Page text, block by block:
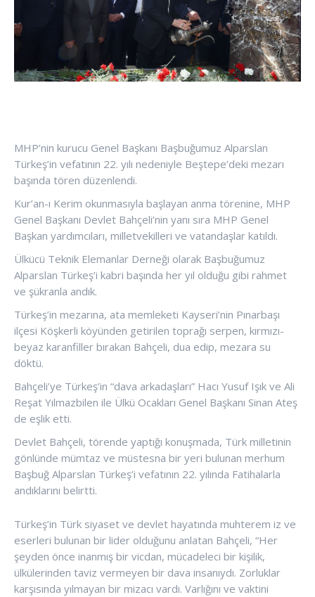
MHP’nin kurucu Genel Başkanı Başbuğumuz Alparslan
Türkeş’in vefatının 22. yılı nedeniyle Beştepe’deki mezarı
başında tören düzenlendi.
Kur’an-ı Kerim okunmasıyla başlayan anma törenine, MHP
Genel Başkanı Devlet Bahçeli’nin yanı sıra MHP Genel
Başkan yardımcıları, milletvekilleri ve vatandaşlar katıldı.
Ülkücü Teknik Elemanlar Derneği olarak Başbuğumuz
Alparslan Türkeş’i kabri başında her yıl olduğu gibi rahmet
ve şükranla andık.
Türkeş’in mezarına, ata memleketi Kayseri’nin Pınarbaşı
ilçesi Köşkerli köyünden getirilen toprağı serpen, kırmızı-
beyaz karanfiller bırakan Bahçeli, dua edip, mezara su
döktü.
Bahçeli’ye Türkeş’in “dava arkadaşları” Hacı Yusuf Işık ve Ali
Reşat Yılmazbilen ile Ülkü Ocakları Genel Başkanı Sinan Ateş
de eşlik etti.
Devlet Bahçeli, törende yaptığı konuşmada, Türk milletinin
gönlünde mümtaz ve müstesna bir yeri bulunan merhum
Başbuğ Alparslan Türkeş’i vefatının 22. yılında Fatihalarla
andıklarını belirtti.
Türkeş’in Türk siyaset ve devlet hayatında muhterem iz ve
eserleri bulunan bir lider olduğunu anlatan Bahçeli, “Her
şeyden önce inanmış bir vicdan, mücadeleci bir kişilik,
ülkülerinden taviz vermeyen bir dava insanıydı. Zorluklar
karşısında yılmayan bir mizacı vardı. Varlığını ve vaktini